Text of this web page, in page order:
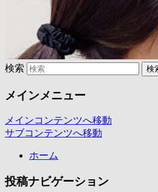
検索
メインメニュー
メインコンテンツへ移動
サブコンテンツへ移動
ホーム
投稿ナビゲーション